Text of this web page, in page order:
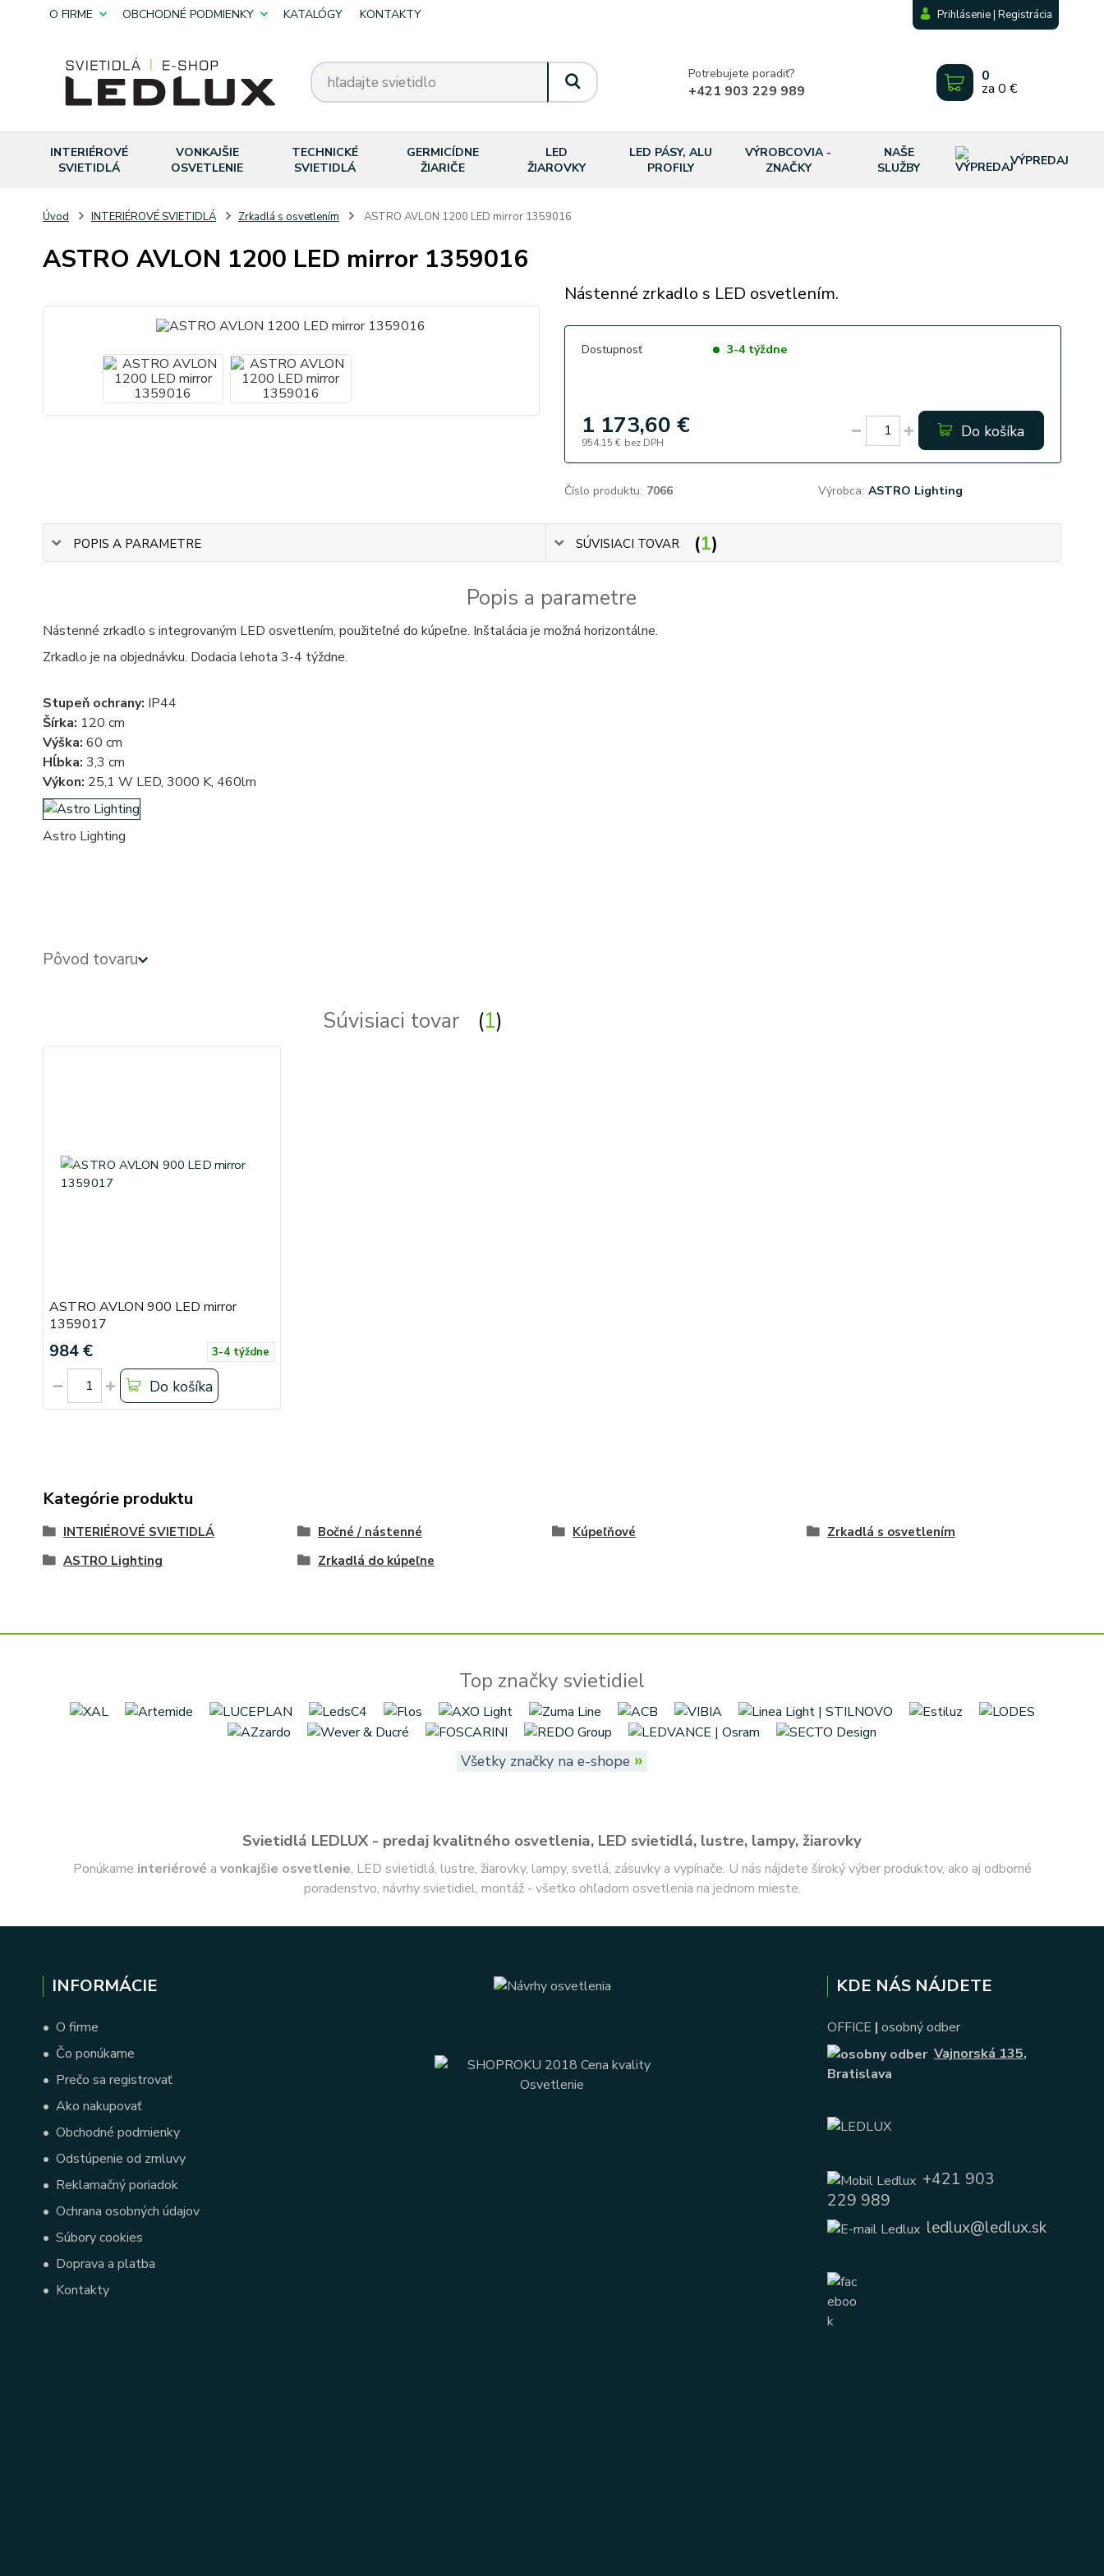
O FIRME OBCHODNÉ PODMIENKY KATALÓGY KONTAKTY Prihlásenie | Registrácia
Potrebujete poradiť?
+421 903 229 989
0
za 0 €
INTERIÉROVÉ
SVIETIDLÁ
VONKAJŠIE
OSVETLENIE
TECHNICKÉ
SVIETIDLÁ
GERMICÍDNE
ŽIARIČE
LED
ŽIAROVKY
LED PÁSY, ALU
PROFILY
VÝROBCOVIA -
ZNAČKY
NAŠE
SLUŽBY
VÝPREDAJ
Úvod INTERIÉROVÉ SVIETIDLÁ Zrkadlá s osvetlením ASTRO AVLON 1200 LED mirror 1359016
ASTRO AVLON 1200 LED mirror 1359016
Nástenné zrkadlo s LED osvetlením.
Dostupnosť 3-4 týždne
1 173,60 €
954,15 € bez DPH
Do košíka
Číslo produktu: 7066 Výrobca: ASTRO Lighting
POPIS A PARAMETRE SÚVISIACI TOVAR 1
Popis a parametre
Nástenné zrkadlo s integrovaným LED osvetlením, použiteľné do kúpeľne. Inštalácia je možná horizontálne.
Zrkadlo je na objednávku. Dodacia lehota 3-4 týždne.
Stupeň ochrany: IP44
Šírka: 120 cm
Výška: 60 cm
Hĺbka: 3,3 cm
Výkon: 25,1 W LED, 3000 K, 460lm
Astro Lighting
Pôvod tovaru
Súvisiaci tovar 1
ASTRO AVLON 900 LED mirror
1359017
984 € 3-4 týždne
Do košíka
Kategórie produktu
INTERIÉROVÉ SVIETIDLÁ Bočné / nástenné Kúpeľňové
Zrkadlá s osvetlením
ASTRO Lighting
Zrkadlá do kúpeľne
Top značky svietidiel
Všetky značky na e-shope »
Svietidlá LEDLUX - predaj kvalitného osvetlenia, LED svietidlá, lustre, lampy, žiarovky
Ponúkame interiérové a vonkajšie osvetlenie, LED svietidlá, lustre, žiarovky, lampy, svetlá, zásuvky a vypínače. U nás nájdete široký výber produktov, ako aj odborné
poradenstvo, návrhy svietidiel, montáž - všetko ohľadom osvetlenia na jednom mieste.
INFORMÁCIE
• O firme
• Čo ponúkame
• Prečo sa registrovať
• Ako nakupovať
• Obchodné podmienky
• Odstúpenie od zmluvy
• Reklamačný poriadok
• Ochrana osobných údajov
• Súbory cookies
• Doprava a platba
• Kontakty
KDE NÁS NÁJDETE
OFFICE | osobný odber
Vajnorská 135,
Bratislava
+421 903
229 989
ledlux@ledlux.sk